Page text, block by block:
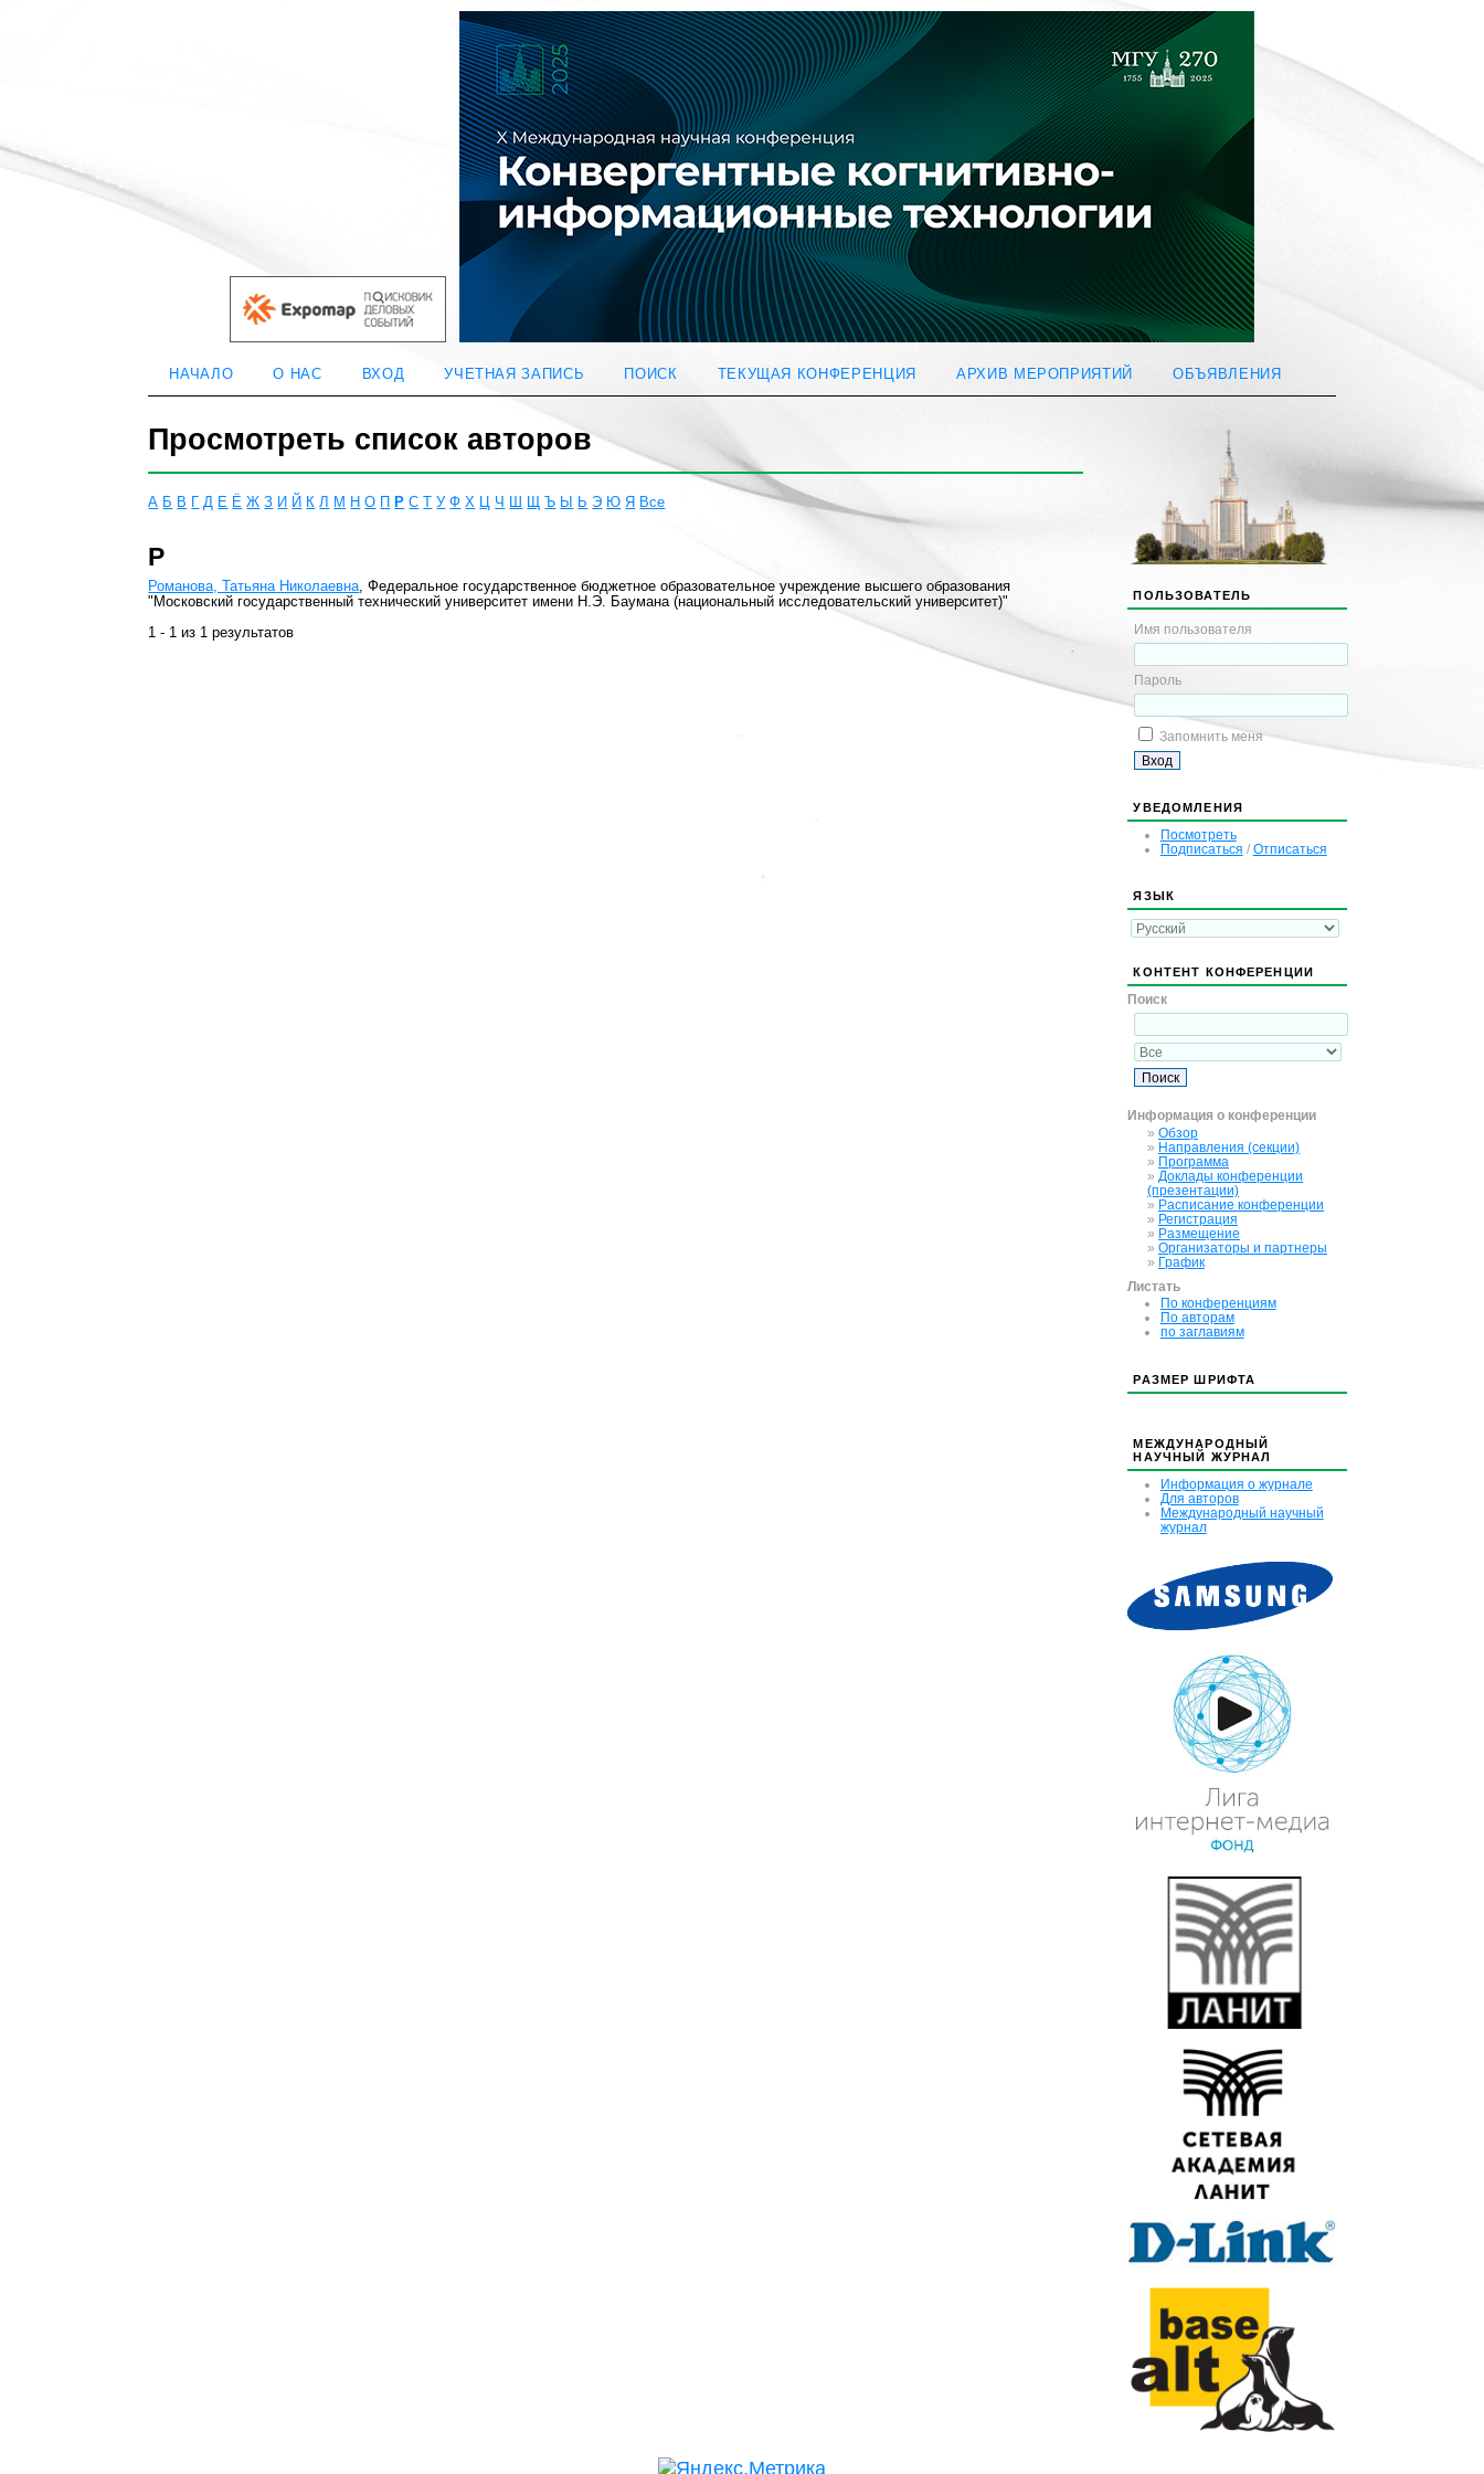
ПОЛЬЗОВАТЕЛЬ
Имя пользователя
Пароль
Запомнить меня
УВЕДОМЛЕНИЯ
Посмотреть
Подписаться / Отписаться
ЯЗЫК
КОНТЕНТ КОНФЕРЕНЦИИ
Поиск
Информация о конференции
» Обзор
» Направления (секции)
» Программа
» Доклады конференции
(презентации)
» Расписание конференции
» Регистрация
» Размещение
» Организаторы и партнеры
» График
Листать
По конференциям
По авторам
по заглавиям
РАЗМЕР ШРИФТА
МЕЖДУНАРОДНЫЙ
НАУЧНЫЙ ЖУРНАЛ
Информация о журнале
Для авторов
Международный научный
журнал
НАЧАЛО О НАС ВХОД УЧЕТНАЯ ЗАПИСЬ ПОИСК ТЕКУЩАЯ КОНФЕРЕНЦИЯ АРХИВ МЕРОПРИЯТИЙ ОБЪЯВЛЕНИЯ
Просмотреть список авторов
А Б В Г Д Е Ё Ж З И Й К Л М Н О П Р С Т У Ф Х Ц Ч Ш Щ Ъ Ы Ь Э Ю Я Все
Р
Романова, Татьяна Николаевна, Федеральное государственное бюджетное образовательное учреждение высшего образования
"Московский государственный технический университет имени Н.Э. Баумана (национальный исследовательский университет)"
1 - 1 из 1 результатов